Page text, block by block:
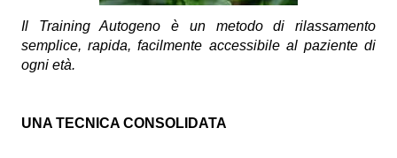
Il Training Autogeno è un metodo di rilassamento
semplice, rapida, facilmente accessibile al paziente di
ogni età.
UNA TECNICA CONSOLIDATA